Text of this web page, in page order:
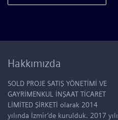
Hakkımızda
SOLD PROJE SATIŞ YÖNETİMİ VE
GAYRİMENKUL İNŞAAT TİCARET
LİMİTED ŞİRKETİ olarak 2014
yılında İzmir’de kurulduk. 2017 yılı